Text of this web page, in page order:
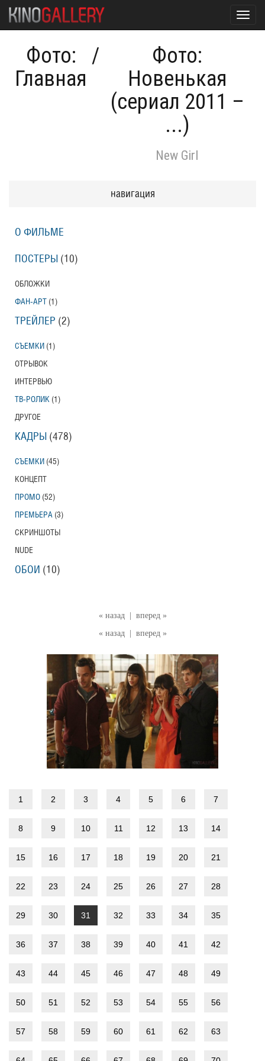
Фото:
Главная
/
Фото:
Новенькая
(сериал 2011 –
...)
New Girl
« назад
вперед »
« назад
вперед »
1 2 3 4 5 6 7
8 9 10 11 12 13 14
15 16 17 18 19 20 21
22 23 24 25 26 27 28
29 30 31 32 33 34 35
36 37 38 39 40 41 42
43 44 45 46 47 48 49
50 51 52 53 54 55 56
57 58 59 60 61 62 63
навигация
О ФИЛЬМЕ
ПОСТЕРЫ (10)
ОБЛОЖКИ
ФАН-АРТ (1)
ТРЕЙЛЕР (2)
СЪЕМКИ (1)
ОТРЫВОК
ИНТЕРВЬЮ
ТВ-РОЛИК (1)
ДРУГОЕ
КАДРЫ (478)
СЪЕМКИ (45)
КОНЦЕПТ
ПРОМО (52)
ПРЕМЬЕРА (3)
СКРИНШОТЫ
NUDE
ОБОИ (10)